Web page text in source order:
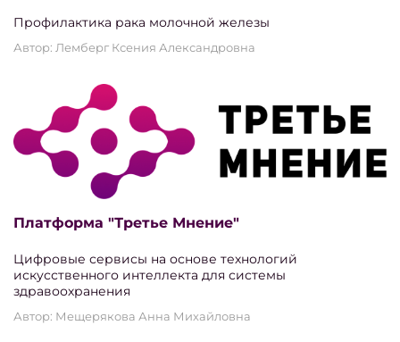
Профилактика рака молочной железы
Автор: Лемберг Ксения Александровна
Платформа "Третье Мнение"
Цифровые сервисы на основе технологий
искусственного интеллекта для системы
здравоохранения
Автор: Мещерякова Анна Михайловна